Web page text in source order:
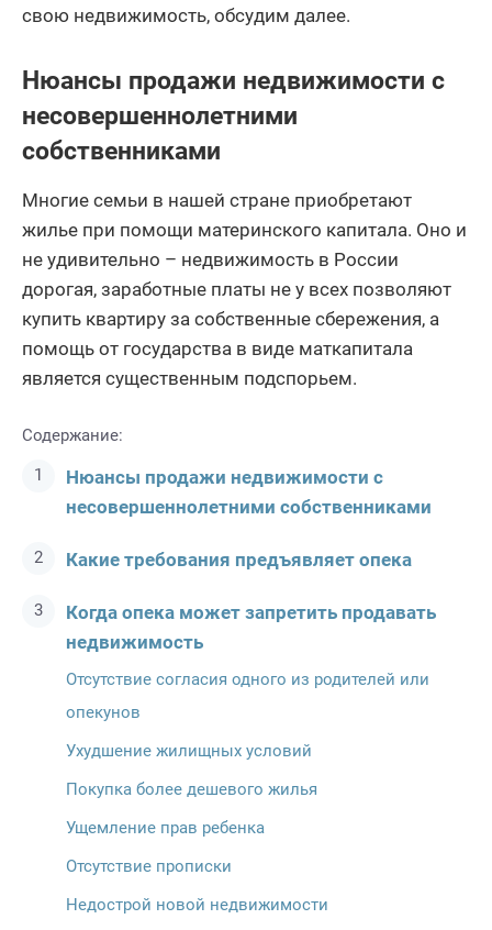
свою недвижимость, обсудим далее.
Нюансы продажи недвижимости с
несовершеннолетними
собственниками
Многие семьи в нашей стране приобретают
жилье при помощи материнского капитала. Оно и
не удивительно – недвижимость в России
дорогая, заработные платы не у всех позволяют
купить квартиру за собственные сбережения, а
помощь от государства в виде маткапитала
является существенным подспорьем.
Содержание:
Нюансы продажи недвижимости с
несовершеннолетними собственниками
Какие требования предъявляет опека
Когда опека может запретить продавать
недвижимость
Отсутствие согласия одного из родителей или
опекунов
Ухудшение жилищных условий
Покупка более дешевого жилья
Ущемление прав ребенка
Отсутствие прописки
Недострой новой недвижимости